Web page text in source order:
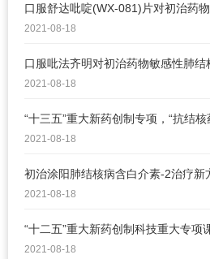
2021-08-18
口服舒达吡啶(WX-081)片对初治药
2021-08-18
口服吡法齐明对初治药物敏感性肺
2021-08-18
“十三五”重大新药创制专项，“抗结核
2021-08-18
初治涂阳肺结核病含白介素-2治疗新
2021-08-18
“十二五”重大新药创制科技重大专